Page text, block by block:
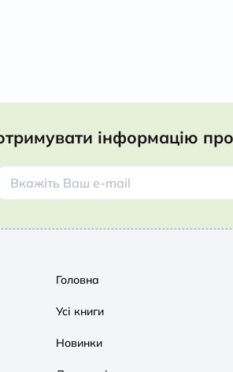
інформацію
Головна
Усі книги
Новинки